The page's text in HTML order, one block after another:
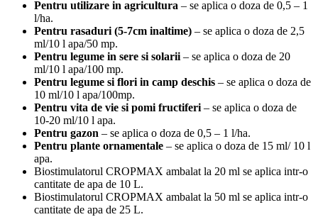
Pentru utilizare in agricultura – se aplica o doza de 0,5 – 1
l/ha.
Pentru rasaduri (5-7cm inaltime) – se aplica o doza de 2,5
ml/10 l apa/50 mp.
Pentru legume in sere si solarii– se aplica o doza de 20
ml/10 l apa/100 mp.
Pentru legume si flori in camp deschis – se aplica o doza de
10 ml/10 l apa/100mp.
Pentru vita de vie si pomi fructiferi– se aplica o doza de
10-20 ml/10 l apa.
Pentru gazon – se aplica o doza de 0,5 – 1 l/ha.
Pentru plante ornamentale – se aplica o doza de 15 ml/ 10 l
apa.
Biostimulatorul CROPMAX ambalat la 20 ml se aplica intr-o
cantitate de apa de 10 L.
Biostimulatorul CROPMAX ambalat la 50 ml se aplica intr-o
cantitate de apa de 25 L.